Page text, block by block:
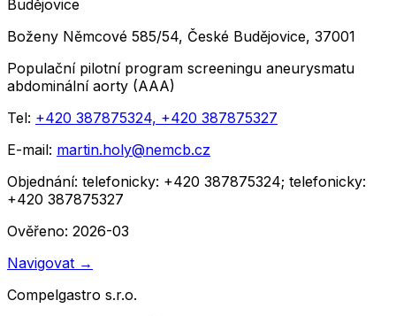
Budějovice
Boženy Němcové 585/54, České Budějovice, 37001
Populační pilotní program screeningu aneurysmatu
abdominální aorty (AAA)
Tel: +420 387875324, +420 387875327
E-mail: martin.holy@nemcb.cz
Objednání: telefonicky: +420 387875324; telefonicky:
+420 387875327
Ověřeno: 2026-03
Navigovat →
Compelgastro s.r.o.